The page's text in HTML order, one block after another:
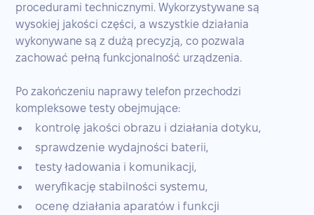
procedurami technicznymi. Wykorzystywane są
wysokiej jakości części, a wszystkie działania
wykonywane są z dużą precyzją, co pozwala
zachować pełną funkcjonalność urządzenia.
Po zakończeniu naprawy telefon przechodzi
kompleksowe testy obejmujące:
kontrolę jakości obrazu i działania dotyku,
sprawdzenie wydajności baterii,
testy ładowania i komunikacji,
weryfikację stabilności systemu,
ocenę działania aparatów i funkcji